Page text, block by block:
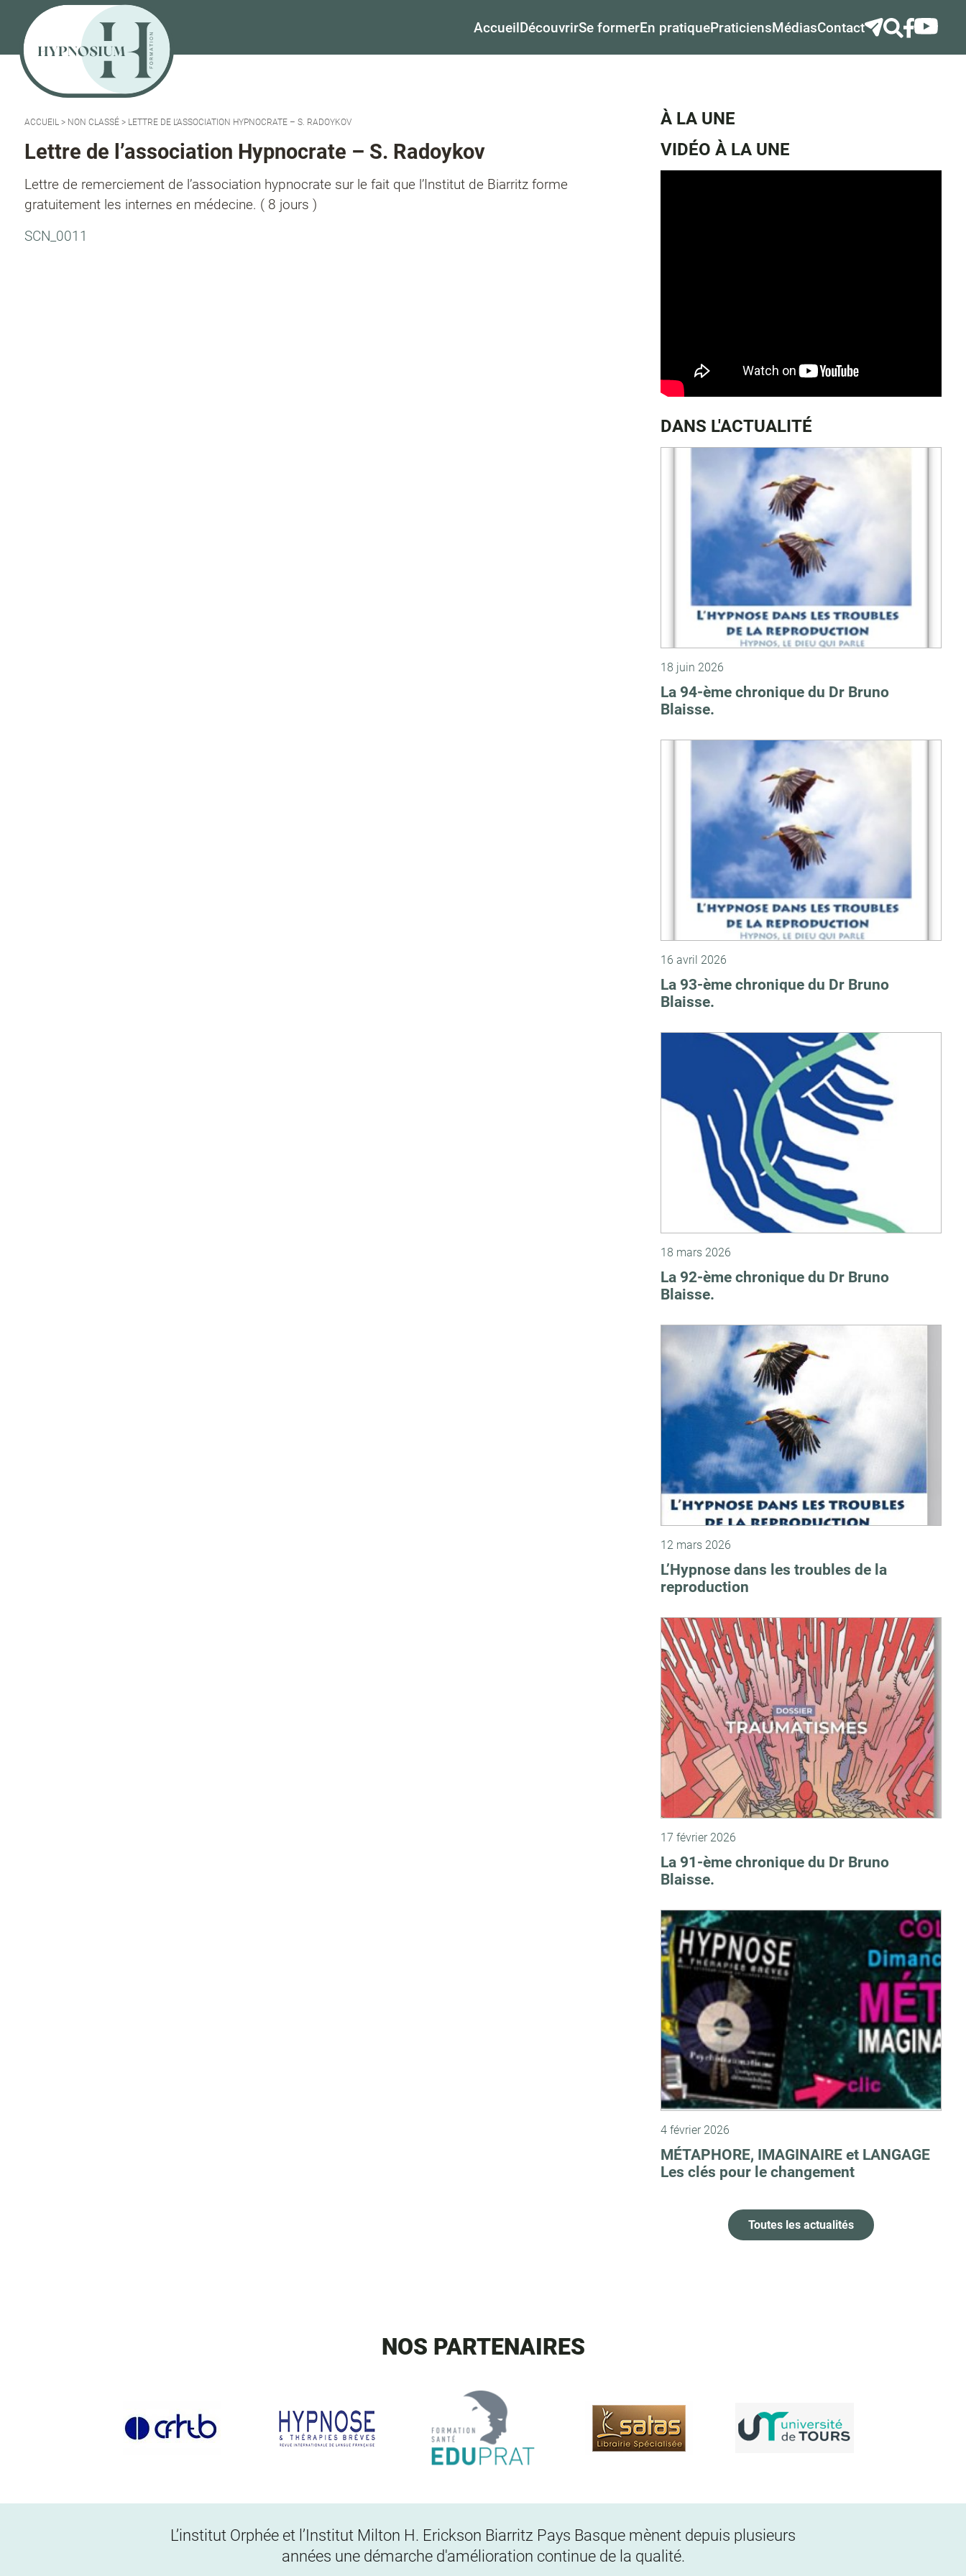
AccueilDécouvrirSe formerEn pratiquePraticiensMédiasContact
ACCUEIL > NON CLASSÉ > LETTRE DE L’ASSOCIATION HYPNOCRATE – S. RADOYKOV
Lettre de l’association Hypnocrate – S. Radoykov
Lettre de remerciement de l’association hypnocrate sur le fait que l’Institut de Biarritz forme
gratuitement les internes en médecine. ( 8 jours )
SCN_0011
À LA UNE
VIDÉO À LA UNE
DANS L'ACTUALITÉ
18 juin 2026
La 94-ème chronique du Dr Bruno
Blaisse.
16 avril 2026
La 93-ème chronique du Dr Bruno
Blaisse.
18 mars 2026
La 92-ème chronique du Dr Bruno
Blaisse.
12 mars 2026
L’Hypnose dans les troubles de la
reproduction
17 février 2026
La 91-ème chronique du Dr Bruno
Blaisse.
4 février 2026
MÉTAPHORE, IMAGINAIRE et LANGAGE
Les clés pour le changement
Toutes les actualités
NOS PARTENAIRES
L’institut Orphée et l’Institut Milton H. Erickson Biarritz Pays Basque mènent depuis plusieurs
années une démarche d'amélioration continue de la qualité.